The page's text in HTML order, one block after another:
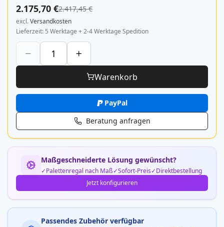
2.175,70 €2.417,45 €
excl.Versandkosten
Lieferzeit 5 Werktage + 2-4 Werktage Spedition
Warenkorb
PayPal
Beratung anfragen
Maßgeschneiderte Lösung gewünscht?
Palettenregal nach Maß Sofort-Preis
Direktbestellung
Jetzt konfigurieren
Passendes Zubehör verfügbar